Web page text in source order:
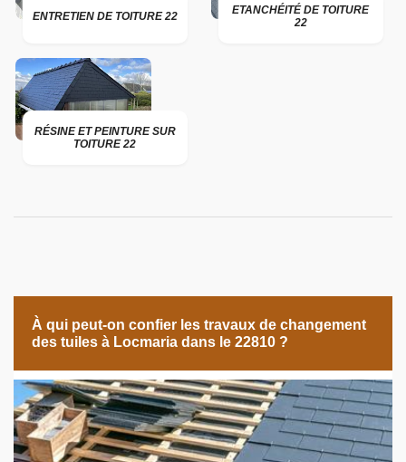
ENTRETIEN DE TOITURE 22
ETANCHÉITÉ DE TOITURE
22
RÉSINE ET PEINTURE SUR
TOITURE 22
À qui peut-on confier les travaux de changement
des tuiles à Locmaria dans le 22810 ?